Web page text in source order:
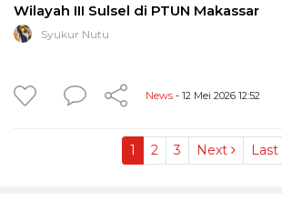
Wilayah III Sulsel di PTUN Makassar
Syukur Nutu
News - 12 Mei 2026 12:52
1 2 3 Next Last